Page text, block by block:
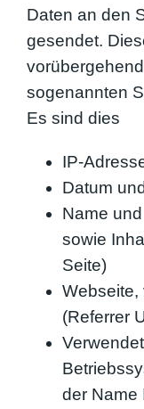
Daten an den
gesendet.
sogenannten
Es sind dies
IP-
Datum
Name
sowie
Seite)
Webseite,
(Referrer
der Name